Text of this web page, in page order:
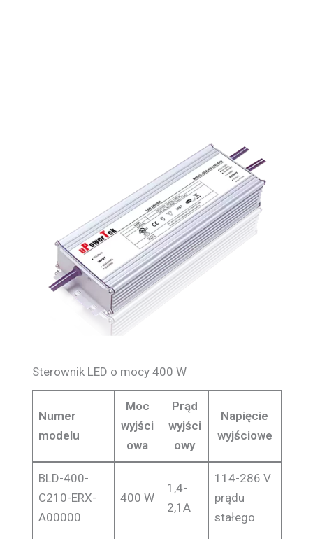
Sterownik LED o mocy 400 W
Numer
modelu
Moc
wyjści
owa
Prąd
wyjści
owy
Napięcie
wyjściowe
BLD-400-
C210-ERX-
A00000
400 W
1,4-
2,1A
114-286 V
prądu
stałego